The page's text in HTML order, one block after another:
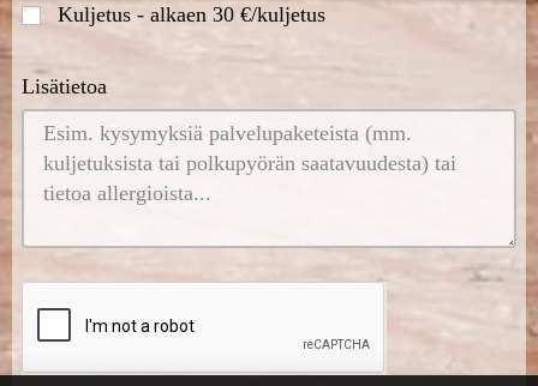
Kuljetus - alkaen 30 €/kuljetus
Lisätietoa